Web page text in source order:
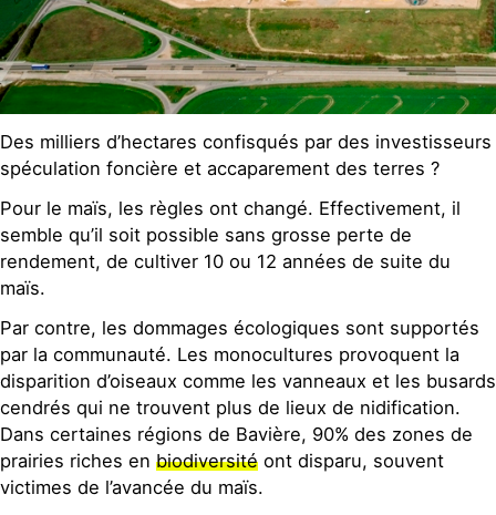
Des milliers d’hectares confisqués par des investisseurs
spéculation foncière et accaparement des terres ?
Pour le maïs, les règles ont changé. Effectivement, il
semble qu’il soit possible sans grosse perte de
rendement, de cultiver 10 ou 12 années de suite du
maïs.
Par contre, les dommages écologiques sont supportés
par la communauté. Les monocultures provoquent la
disparition d’oiseaux comme les vanneaux et les busards
cendrés qui ne trouvent plus de lieux de nidification.
Dans certaines régions de Bavière, 90% des zones de
prairies riches en biodiversité ont disparu, souvent
victimes de l’avancée du maïs.